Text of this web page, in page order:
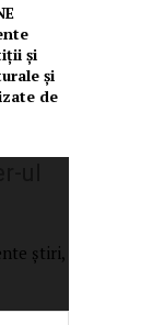
și
și
de
știri,